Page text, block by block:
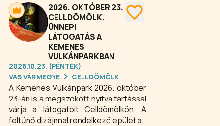
2026. OKTÓBER 23.
CELLDÖMÖLK.
ÜNNEPI
LÁTOGATÁS A
KEMENES
VULKÁNPARKBAN
2026.10.23. (PÉNTEK)
VAS VÁRMEGYE
CELLDÖMÖLK
A Kemenes Vulkánpark 2026. október
23-án is a megszokott nyitva tartással
várja a látogatóit Celldömölkön. A
feltűnő dizájnnal rendelkező épület az